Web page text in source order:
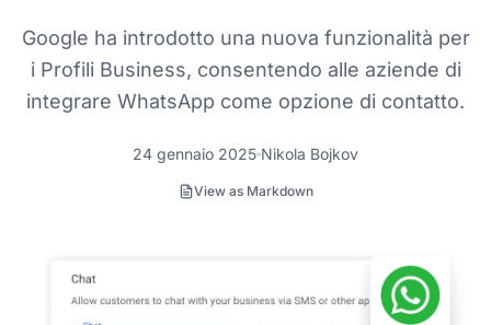
Google ha introdotto una nuova funzionalità per
i Profili Business, consentendo alle aziende di
integrare WhatsApp come opzione di contatto.
24 gennaio 2025 Nikola Bojkov
View as Markdown